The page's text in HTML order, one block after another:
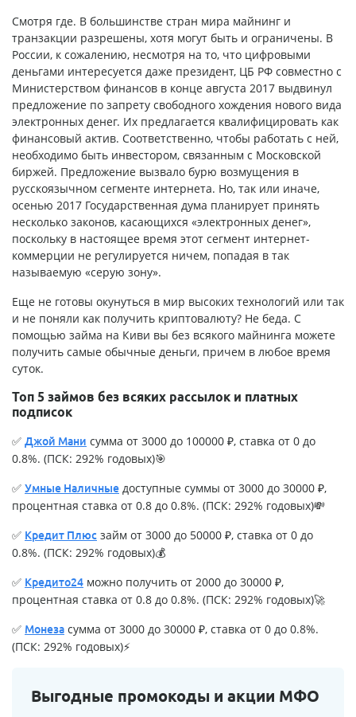
Смотря где. В большинстве стран мира майнинг и
транзакции разрешены, хотя могут быть и ограничены. В
России, к сожалению, несмотря на то, что цифровыми
деньгами интересуется даже президент, ЦБ РФ совместно с
Министерством финансов в конце августа 2017 выдвинул
предложение по запрету свободного хождения нового вида
электронных денег. Их предлагается квалифицировать как
финансовый актив. Соответственно, чтобы работать с ней,
необходимо быть инвестором, связанным с Московской
биржей. Предложение вызвало бурю возмущения в
русскоязычном сегменте интернета. Но, так или иначе,
осенью 2017 Государственная дума планирует принять
несколько законов, касающихся «электронных денег»,
поскольку в настоящее время этот сегмент интернет-
коммерции не регулируется ничем, попадая в так
называемую «серую зону».
Еще не готовы окунуться в мир высоких технологий или так
и не поняли как получить криптовалюту? Не беда. С
помощью займа на Киви вы без всякого майнинга можете
получить самые обычные деньги, причем в любое время
суток.
Топ 5 займов без всяких рассылок и платных
подписок
✅ Джой Мани сумма от 3000 до 100000 ₽, ставка от 0 до
0.8%. (ПСК: 292% годовых)🎯
✅ Умные Наличные доступные суммы от 3000 до 30000 ₽,
процентная ставка от 0.8 до 0.8%. (ПСК: 292% годовых)💸
✅ Кредит Плюс займ от 3000 до 50000 ₽, ставка от 0 до
0.8%. (ПСК: 292% годовых)💰
✅ Кредито24 можно получить от 2000 до 30000 ₽,
процентная ставка от 0.8 до 0.8%. (ПСК: 292% годовых)🚀
✅ Монеза сумма от 3000 до 30000 ₽, ставка от 0 до 0.8%.
(ПСК: 292% годовых)⚡
Выгодные промокоды и акции МФО